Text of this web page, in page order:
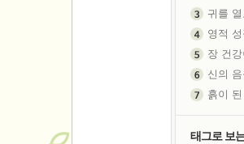
영적
장 건
신의
태그로 보